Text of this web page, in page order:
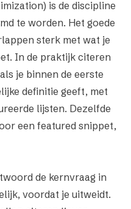
is de discipline
te worden. Het goede
sterk met wat je
In de praktijk citeren
je binnen de eerste
definitie geeft, met
lijsten. Dezelfde
een featured snippet,
de kernvraag in
voordat je uitweidt.